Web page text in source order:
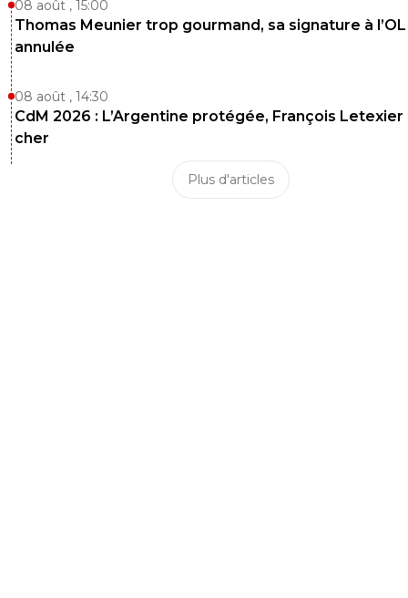
08 août , 15:00
Thomas Meunier trop gourmand, sa signature à l’OL
annulée
08 août , 14:30
CdM 2026 : L’Argentine protégée, François Letexier
cher
Plus d'articles